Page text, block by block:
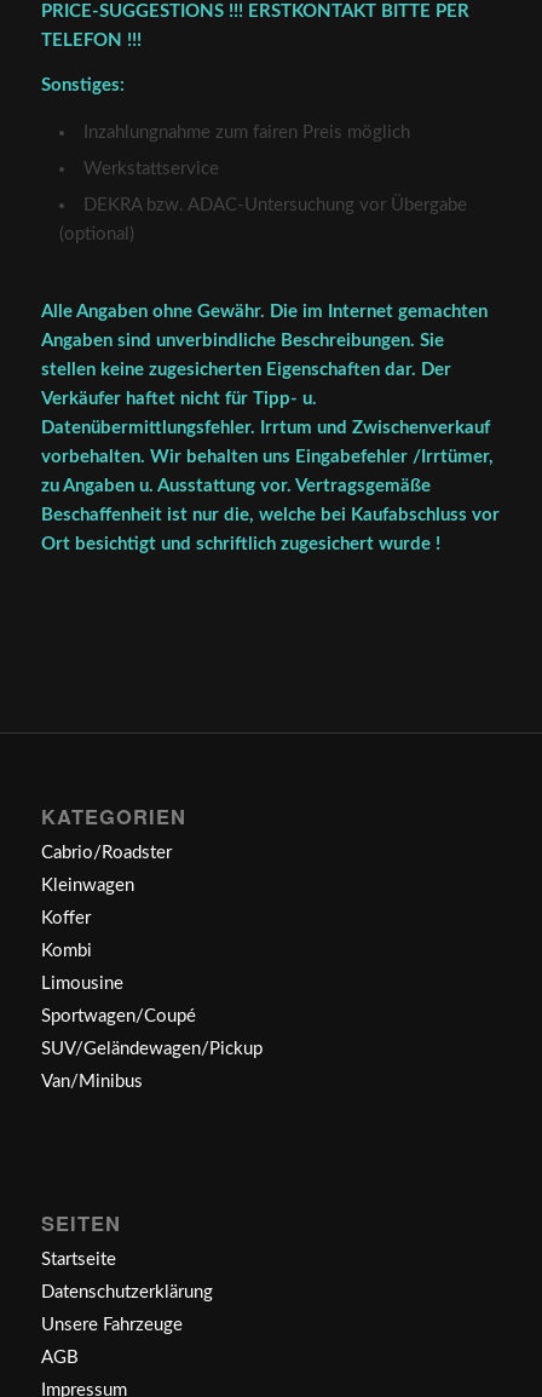
PRICE-SUGGESTIONS !!! ERSTKONTAKT BITTE PER
TELEFON !!!
Sonstiges:
Inzahlungnahme zum fairen Preis möglich
Werkstattservice
DEKRA bzw. ADAC-Untersuchung vor Übergabe
(optional)
Alle Angaben ohne Gewähr. Die im Internet gemachten
Angaben sind unverbindliche Beschreibungen. Sie
stellen keine zugesicherten Eigenschaften dar. Der
Verkäufer haftet nicht für Tipp- u.
Datenübermittlungsfehler. Irrtum und Zwischenverkauf
vorbehalten. Wir behalten uns Eingabefehler /Irrtümer,
zu Angaben u. Ausstattung vor. Vertragsgemäße
Beschaffenheit ist nur die, welche bei Kaufabschluss vor
Ort besichtigt und schriftlich zugesichert wurde !
KATEGORIEN
Cabrio/Roadster
Kleinwagen
Koffer
Kombi
Limousine
Sportwagen/Coupé
SUV/Geländewagen/Pickup
Van/Minibus
SEITEN
Startseite
Datenschutzerklärung
Unsere Fahrzeuge
AGB
Impressum